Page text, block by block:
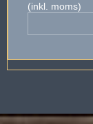
(inkl. moms)